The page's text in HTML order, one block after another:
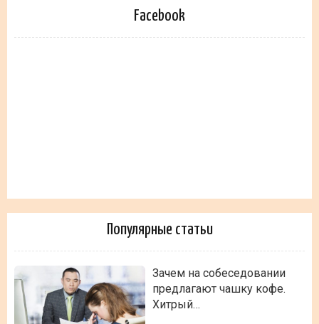
Facebook
Популярные статьи
Зачем на собеседовании
предлагают чашку кофе.
Хитрый…